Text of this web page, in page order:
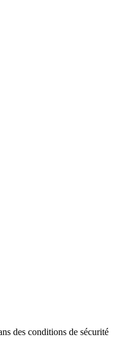
des conditions de sécurité